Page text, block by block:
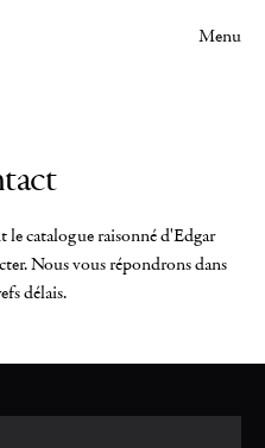
Menu
catalogue raisonné d'Edgar
Nous vous répondrons dans
délais.